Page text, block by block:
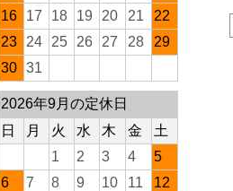
16
17 18 19 20 21
22
23
24 25 26 27 28
29
30 31
2026年9月の定休日
日
月 火 水 木 金
土
1
2 3 4
5
6
7 8 9 10 11
12